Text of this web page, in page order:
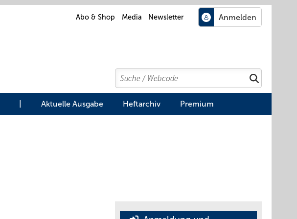
Abo & Shop Media Newsletter
Search
Suchen
Aktuelle Ausgabe Heftarchiv Premium